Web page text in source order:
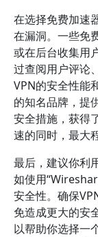
在选择免费加速
在漏洞。一些免
或在后台收集用
过查阅用户评论
VPN的安全性能
的知名品牌，提
安全措施，获得
速的同时，最大
最后，建议你利
如使用
安全性。确保
免造成更大的安
以帮助你选择一